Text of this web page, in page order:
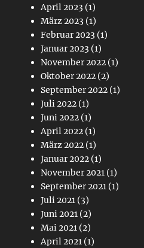
April 2023 (1)
März 2023 (1)
Februar 2023 (1)
Januar 2023 (1)
November 2022 (1)
Oktober 2022 (2)
September 2022 (1)
Juli 2022 (1)
Juni 2022 (1)
April 2022 (1)
März 2022 (1)
Januar 2022 (1)
November 2021 (1)
September 2021 (1)
Juli 2021 (3)
Juni 2021 (2)
Mai 2021 (2)
April 2021 (1)